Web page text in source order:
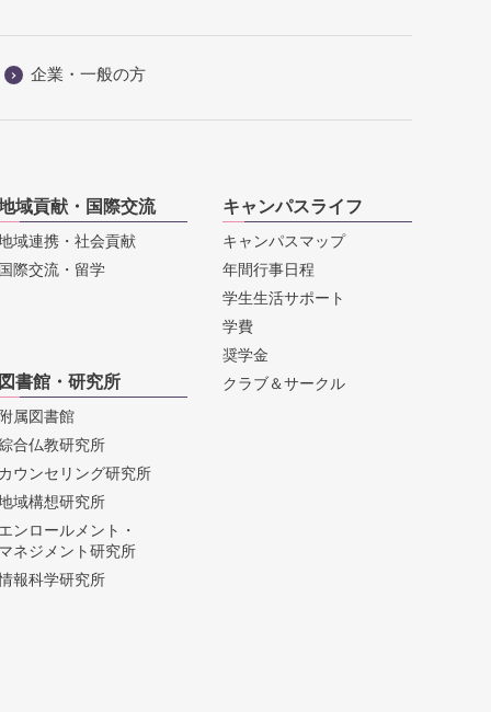
企業・一般の方
域貢献・国際交流
域連携・社会貢献
国際交流・留学
キャンパスライフ
キャンパスマップ
年間行事日程
学生生活サポート
学費
奨学金
クラブ＆サークル
図書館・研究所
属図書館
合仏教研究所
カウンセリング研究所
域構想研究所
エンロールメント・
マネジメント研究所
報科学研究所